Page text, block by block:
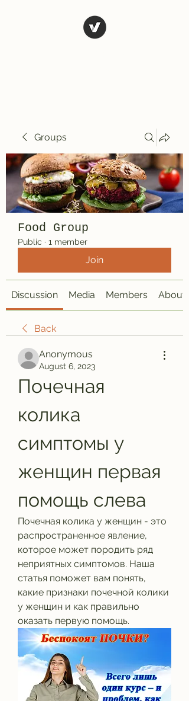
Groups
Food Group
Public · 1 member
Join
Discussion Media Members About
Back
Anonymous
August 6, 2023
Почечная
колика
симптомы у
женщин первая
помощь слева
Почечная колика у женщин - это
распространенное явление,
которое может породить ряд
неприятных симптомов. Наша
статья поможет вам понять,
какие признаки почечной колики
у женщин и как правильно
оказать первую помощь.